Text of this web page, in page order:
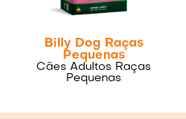
Billy Dog Raças
Pequenas
Cães Adultos Raças
Pequenas